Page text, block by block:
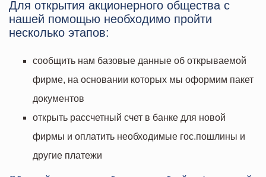
Для открытия акционерного общества с
нашей помощью необходимо пройти
несколько этапов:
сообщить нам базовые данные об открываемой
фирме, на основании которых мы оформим пакет
документов
открыть рассчетный счет в банке для новой
фирмы и оплатить необходимые гос.пошлины и
другие платежи